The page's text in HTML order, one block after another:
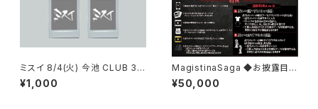
ミスイ 8/4(火) 今池 CLUB 3S
TAR メンバー指定チェキ
¥1,000
MagistinaSaga ◆お披露目チ
ェキ【特典付き同一メンバー35
枚セット（ネタ枠） 】
¥50,000